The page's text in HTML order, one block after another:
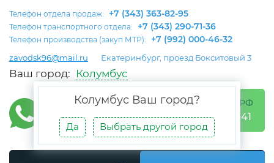
Телефон отдела продаж: +7 (343) 363-82-95
Телефон транспортного отдела: +7 (343) 290-71-36
Телефон производства (закуп МТР): +7 (992) 000-46-32
zavodsk96@mail.ru Екатеринбург, проезд Бокситовый 3
Ваш город: Колумбус
Колумбус Ваш город?
Да Выбрать другой город
БЕСПЛАТНО ПО РФ
8 (800) 302-05-41